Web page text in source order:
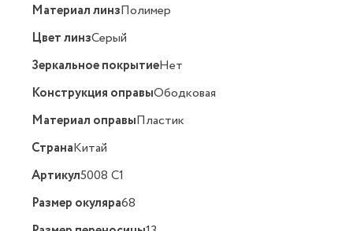
Материал линзПолимер
Цвет линзСерый
Зеркальное покрытиеНет
Конструкция оправыОбодковая
Материал оправыПластик
СтранаКитай
Артикул5008 C1
Размер окуляра68